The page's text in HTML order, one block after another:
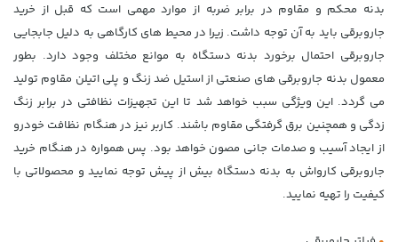
بدنه محکم و مقاوم در برابر ضربه از موارد مهمی است که قبل از خرید
جاروبرقی باید به آن توجه داشت. زیرا در محیط های کارگاهی به دلیل جابجایی
جاروبرقی احتمال برخورد بدنه دستگاه به موانع مختلف وجود دارد. بطور
معمول بدنه جاروبرقی های صنعتی از استیل ضد زنگ و پلی اتیلن مقاوم تولید
می گردد. این ویژگی سبب خواهد شد تا این تجهیزات نظافتی در برابر زنگ
زدگی و همچنین برق گرفتگی مقاوم باشند. کاربر نیز در هنگام نظافت خودرو
از ایجاد آسیب و صدمات جانی مصون خواهد بود. پس همواره در هنگام خرید
جاروبرقی کارواش به بدنه دستگاه بیش از پیش توجه نمایید و محصولاتی با
کیفیت را تهیه نمایید.